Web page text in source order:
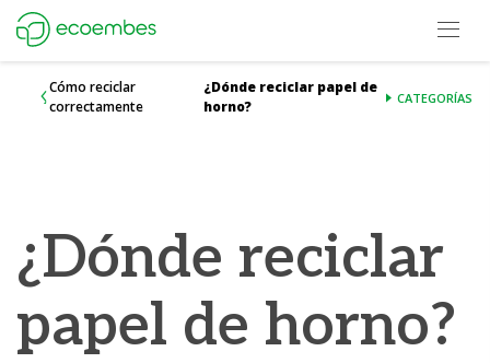
Ecoembes Reduce Reutiliza y Recicla
Open
Cómo reciclar
correctamente
¿Dónde reciclar papel de
horno?
CATEGORÍAS
¿Dónde reciclar
papel de horno?